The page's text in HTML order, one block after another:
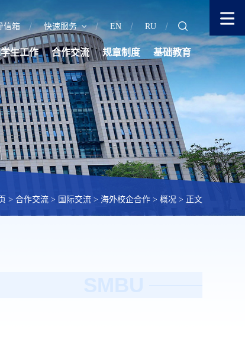
信箱 快速服务 EN RU
学生工作 合作交流 规章制度 基础教育
> 合作交流 > 国际交流 > 海外校企合作 > 概况 > 正文